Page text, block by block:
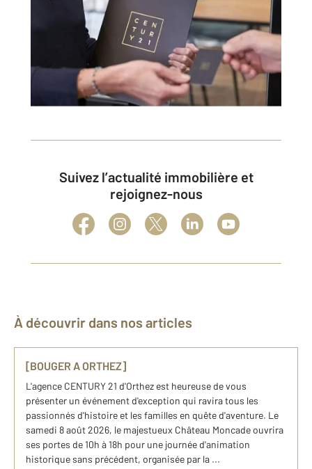
Suivez l’actualité immobilière et
rejoignez-nous
À découvrir dans nos articles
[BOUGER A ORTHEZ]
L'agence CENTURY 21 d'Orthez est heureuse de vous
présenter un événement d'exception qui ravira tous les
passionnés d'histoire et les familles en quête d'aventure. Le
samedi 8 août 2026, le majestueux Château Moncade ouvrira
ses portes de 10h à 18h pour une journée d'animation
historique sans précédent, organisée par la ...